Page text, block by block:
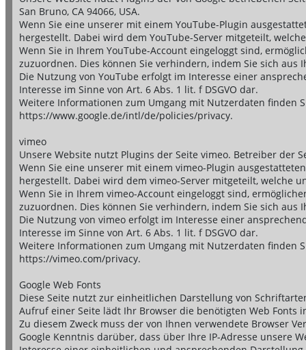
San Bruno, CA 94066, USA.
Wenn Sie eine unserer mit einem YouTube-Plugin
hergestellt. Dabei wird dem YouTube-Server mitgeteilt,
Wenn Sie in Ihrem YouTube-Account eingeloggt sind,
zuzuordnen. Dies können Sie verhindern, indem Sie sich aus
Die Nutzung von YouTube erfolgt im Interesse einer
Interesse im Sinne von Art. 6 Abs. 1 lit. f DSGVO dar.
Weitere Informationen zum Umgang mit Nutzerdaten finden
https://www.google.de/intl/de/policies/privacy.
vimeo
Unsere Website nutzt Plugins der Seite vimeo. Betreiber der
Wenn Sie eine unserer mit einem vimeo-Plugin
hergestellt. Dabei wird dem vimeo-Server mitgeteilt, welche
Wenn Sie in Ihrem vimeo-Account eingeloggt sind,
zuzuordnen. Dies können Sie verhindern, indem Sie sich aus
Die Nutzung von vimeo erfolgt im Interesse einer
Interesse im Sinne von Art. 6 Abs. 1 lit. f DSGVO dar.
Weitere Informationen zum Umgang mit Nutzerdaten finden
https://vimeo.com/privacy.
Google Web Fonts
Diese Seite nutzt zur einheitlichen Darstellung von
Aufruf einer Seite lädt Ihr Browser die benötigten Web Fonts
Zu diesem Zweck muss der von Ihnen verwendete Browser
Google Kenntnis darüber, dass über Ihre IP-Adresse unsere